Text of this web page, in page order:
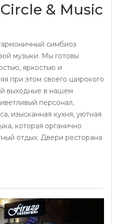
& Music
симбиоз
музыки. Мы готовы
яркостью и
при этом своего широкого
выходные в нашем
персонал,
изысканная кухня, уютная
которая органично
отдых. Двери ресторана